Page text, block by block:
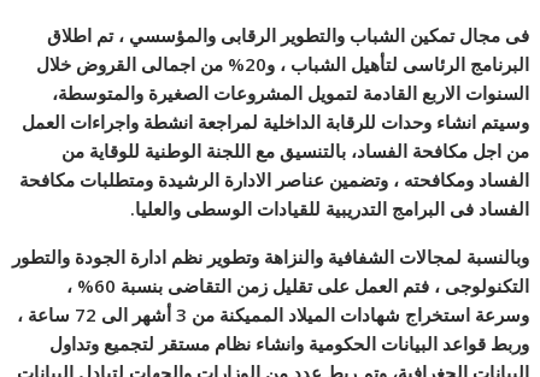
فى مجال تمكين الشباب والتطوير الرقابى والمؤسسي ، تم اطلاق
البرنامج الرئاسى لتأهيل الشباب ، و20% من اجمالى القروض خلال
السنوات الاربع القادمة لتمويل المشروعات الصغيرة والمتوسطة،
وسيتم انشاء وحدات للرقابة الداخلية لمراجعة انشطة واجراءات العمل
من اجل مكافحة الفساد، بالتنسيق مع اللجنة الوطنية للوقاية من
الفساد ومكافحته ، وتضمين عناصر الادارة الرشيدة ومتطلبات مكافحة
الفساد فى البرامج التدريبية للقيادات الوسطى والعليا.
وبالنسبة لمجالات الشفافية والنزاهة وتطوير نظم ادارة الجودة والتطور
التكنولوجى ، فتم العمل على تقليل زمن التقاضى بنسبة 60% ،
وسرعة استخراج شهادات الميلاد المميكنة من 3 أشهر الى 72 ساعة ،
وربط قواعد البيانات الحكومية وانشاء نظام مستقر لتجميع وتداول
البيانات الجغرافية، وتم ربط عدد من الوزارات والجهات لتبادل البيانات